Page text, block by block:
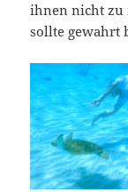
ihnen nicht zu
sollte gewahrt